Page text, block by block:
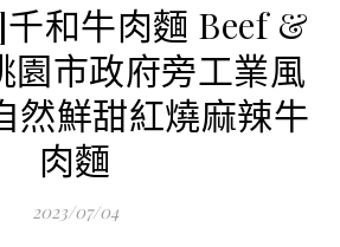
和牛肉麵 Beef &
園市政府旁工業風
然鮮甜紅燒麻辣牛
肉麵
2023/07/04